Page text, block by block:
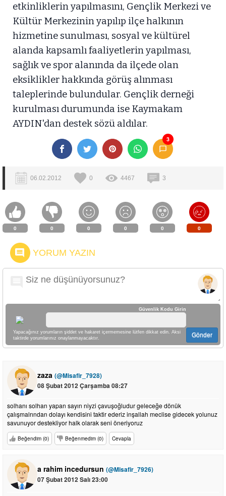
etkinliklerin yapılmasını, Gençlik Merkezi ve
Kültür Merkezinin yapılıp ilçe halkının
hizmetine sunulması, sosyal ve kültürel
alanda kapsamlı faaliyetlerin yapılması,
sağlık ve spor alanında da ilçede olan
eksiklikler hakkında görüş alınması
taleplerinde bulundular. Gençlik derneği
kurulması durumunda ise Kaymakam
AYDIN'dan destek sözü aldılar.
3
06.02.2012 0 4467 3
0 0 0 0 0 0
YORUM YAZIN
Güvenlik Kodu Girin
Yapacağınız yorumların şiddet ve hakaret içermemesine lütfen dikkat edin. Aksi
taktirde yorumlarınız onaylanmayacaktır.
Gönder
zaza (@Misafir_7928)
08 Şubat 2012 Çarşamba 08:27
solhanı solhan yapan sayın niyzi çavuşoğludur geleceğe dönük
çalışmalrından dolayı kendisini taktir ederiz inşallah meclise gidecek yolunuz
savunuyor destekliyor halk olarak seni öneriyoruz
Beğendim (0) Beğenmedim (0) Cevapla
a rahim incedursun (@Misafir_7926)
07 Şubat 2012 Salı 23:00